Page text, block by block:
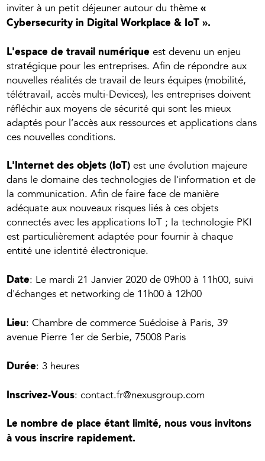
inviter à un petit déjeuner autour du thème«
Cybersecurity in Digital Workplace & IoT ».
L'espace de travail numérique est devenu un enjeu
stratégique pour les entreprises. Afin de répondre aux
nouvelles réalités de travail de leurs équipes (mobilité,
télétravail, accès multi-Devices), les entreprises doivent
réfléchir aux moyens de sécurité qui sont les mieux
adaptés pour l’accès aux ressources et applications dans
ces nouvelles conditions.
L'Internet des objets (IoT) est une évolution majeure
dans le domaine des technologies de l'information et de
la communication. Afin de faire face de manière
adéquate aux nouveaux risques liés à ces objets
connectés avec les applications IoT ; la technologie PKI
est particulièrement adaptée pour fournir à chaque
entité une identité électronique.
Date: Le mardi 21 Janvier 2020 de 09h00 à 11h00, suivi
d'échanges et networking de 11h00 à 12h00
Lieu: Chambre de commerce Suédoise à Paris, 39
avenue Pierre 1er de Serbie, 75008 Paris
Durée: 3 heures
Inscrivez-Vous: contact.fr@nexusgroup.com
Le nombre de place étant limité, nous vous invitons
à vous inscrire rapidement.